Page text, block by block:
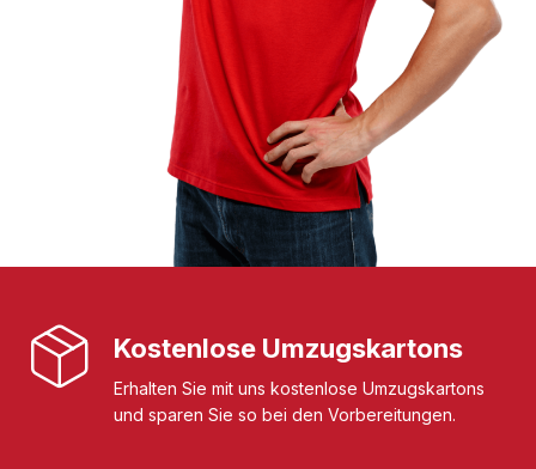
Kostenlose Umzugskartons
Erhalten Sie mit uns kostenlose Umzugskartons
und sparen Sie so bei den Vorbereitungen.